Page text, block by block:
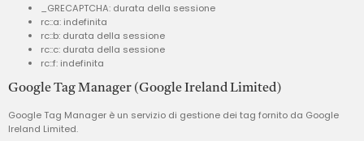
_GRECAPTCHA: durata della sessione
rc::a: indefinita
rc::b: durata della sessione
rc::c: durata della sessione
rc::f: indefinita
Google Tag Manager (Google Ireland Limited)
Google Tag Manager è un servizio di gestione dei tag fornito da Google
Ireland Limited.